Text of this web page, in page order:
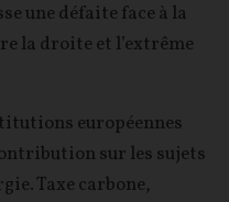
une défaite face à la
la droite et l’extrême
européennes
sur les sujets
Taxe carbone,